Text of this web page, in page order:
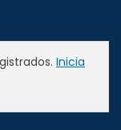
Inicia